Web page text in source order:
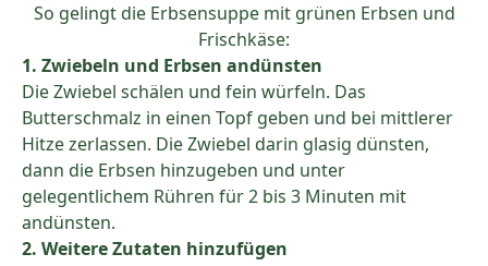
So gelingt die Erbsensuppe mit grünen Erbsen und
Frischkäse:
1. Zwiebeln und Erbsen andünsten
Die Zwiebel schälen und fein würfeln. Das
Butterschmalz in einen Topf geben und bei mittlerer
Hitze zerlassen. Die Zwiebel darin glasig dünsten,
dann die Erbsen hinzugeben und unter
gelegentlichem Rühren für 2 bis 3 Minuten mit
andünsten.
2. Weitere Zutaten hinzufügen